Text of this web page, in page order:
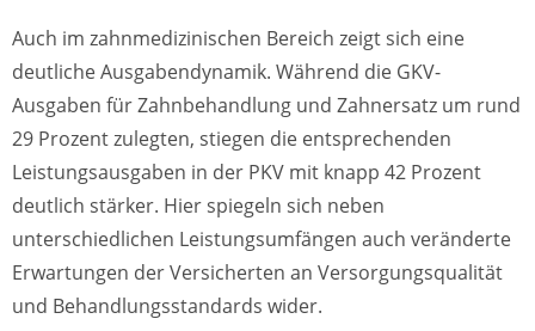
Auch im zahnmedizinischen Bereich zeigt sich eine
deutliche Ausgabendynamik. Während die GKV-
Ausgaben für Zahnbehandlung und Zahnersatz um rund
29 Prozent zulegten, stiegen die entsprechenden
Leistungsausgaben in der PKV mit knapp 42 Prozent
deutlich stärker. Hier spiegeln sich neben
unterschiedlichen Leistungsumfängen auch veränderte
Erwartungen der Versicherten an Versorgungsqualität
und Behandlungsstandards wider.